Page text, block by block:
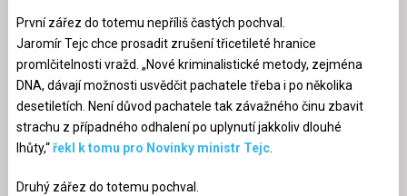
První zářez do totemu nepříliš častých pochval.
Jaromír Tejc chce prosadit zrušení třicetileté hranice
promlčitelnosti vražd. „Nové kriminalistické metody, zejména
DNA, dávají možnosti usvědčit pachatele třeba i po několika
desetiletích. Není důvod pachatele tak závažného činu zbavit
strachu z případného odhalení po uplynutí jakkoliv dlouhé
lhůty,“řekl k tomu pro Novinky ministr Tejc.
Druhý zářez do totemu pochval.